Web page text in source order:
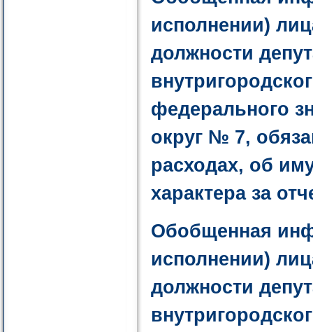
исполнении)
должности
федерального
округ № 7,
расходах, об
характера за
Обобщенная
исполнении)
должности